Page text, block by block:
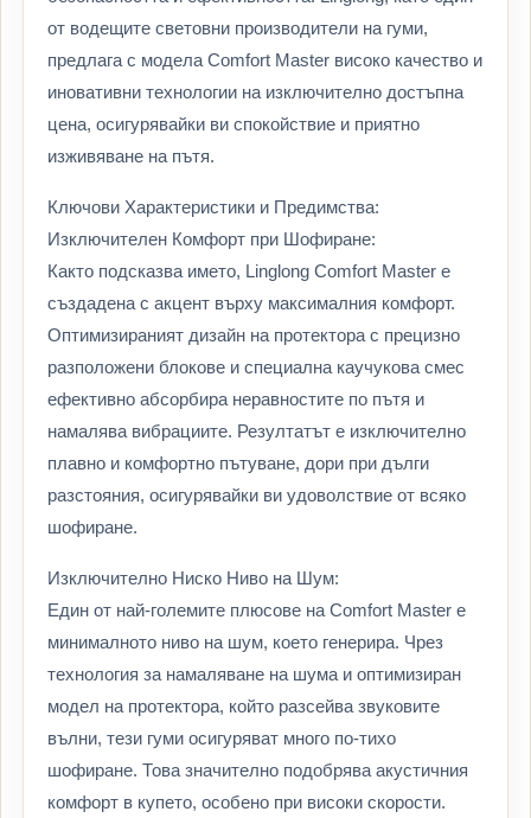
от водещите световни производители на гуми,
предлага с модела Comfort Master високо качество и
иновативни технологии на изключително достъпна
цена, осигурявайки ви спокойствие и приятно
изживяване на пътя.
Ключови Характеристики и Предимства:
Изключителен Комфорт при Шофиране:
Както подсказва името, Linglong Comfort Master е
създадена с акцент върху максималния комфорт.
Оптимизираният дизайн на протектора с прецизно
разположени блокове и специална каучукова смес
ефективно абсорбира неравностите по пътя и
намалява вибрациите. Резултатът е изключително
плавно и комфортно пътуване, дори при дълги
разстояния, осигурявайки ви удоволствие от всяко
шофиране.
Изключително Ниско Ниво на Шум:
Един от най-големите плюсове на Comfort Master е
минималното ниво на шум, което генерира. Чрез
технология за намаляване на шума и оптимизиран
модел на протектора, който разсейва звуковите
вълни, тези гуми осигуряват много по-тихо
шофиране. Това значително подобрява акустичния
комфорт в купето, особено при високи скорости.